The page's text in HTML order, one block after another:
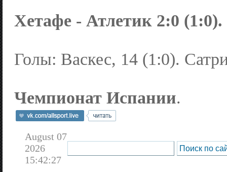
Хетафе - Атлетик 2:0 (1:0).
Голы: Васкес, 14 (1:0).
Чемпионат Испании.
August 07
2026
15:42:27